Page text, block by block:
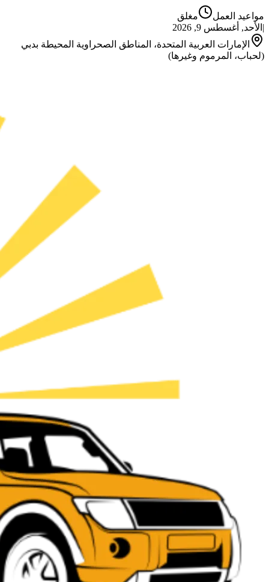
مواعيد العمل
مغلق
| الأحد, أغسطس 9, 2026
الإمارات العربية المتحدة، المناطق الصحراوية المحيطة بدبي
(لحباب، المرموم وغيرها)